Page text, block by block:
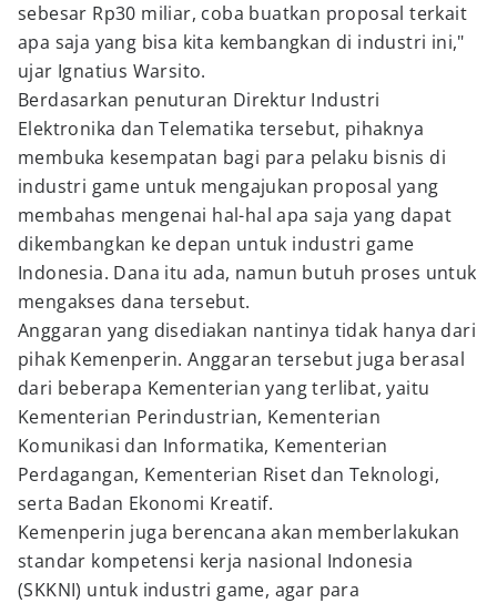
sebesar Rp30 miliar, coba buatkan proposal terkait
apa saja yang bisa kita kembangkan di industri ini,"
ujar Ignatius Warsito.
Berdasarkan penuturan Direktur Industri
Elektronika dan Telematika tersebut, pihaknya
membuka kesempatan bagi para pelaku bisnis di
industri game untuk mengajukan proposal yang
membahas mengenai hal-hal apa saja yang dapat
dikembangkan ke depan untuk industri game
Indonesia. Dana itu ada, namun butuh proses untuk
mengakses dana tersebut.
Anggaran yang disediakan nantinya tidak hanya dari
pihak Kemenperin. Anggaran tersebut juga berasal
dari beberapa Kementerian yang terlibat, yaitu
Kementerian Perindustrian, Kementerian
Komunikasi dan Informatika, Kementerian
Perdagangan, Kementerian Riset dan Teknologi,
serta Badan Ekonomi Kreatif.
Kemenperin juga berencana akan memberlakukan
standar kompetensi kerja nasional Indonesia
(SKKNI) untuk industri game, agar para